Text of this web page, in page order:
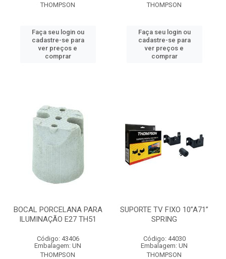
THOMPSON
Faça seu login ou
cadastre-se para
ver preços e
comprar
THOMPSON
Faça seu login ou
cadastre-se para
ver preços e
comprar
BOCAL PORCELANA PARA
ILUMINAÇÃO E27 TH51
Código: 43406
Embalagem: UN
THOMPSON
SUPORTE TV FIXO 10”A71”
SPRING
Código: 44030
Embalagem: UN
THOMPSON